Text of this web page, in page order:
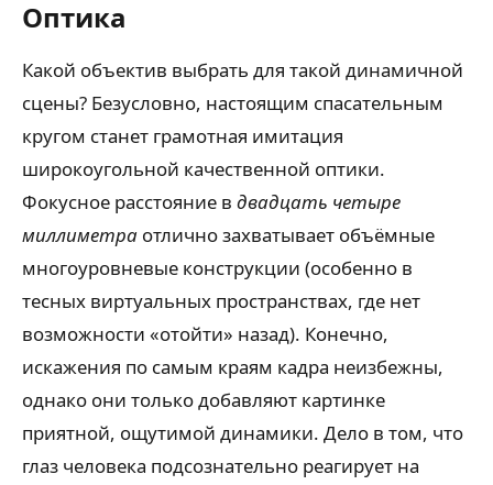
Оптика
Какой объектив выбрать для такой динамичной
сцены? Безусловно, настоящим спасательным
кругом станет грамотная имитация
широкоугольной качественной оптики.
Фокусное расстояние в двадцать четыре
миллиметра отлично захватывает объёмные
многоуровневые конструкции (особенно в
тесных виртуальных пространствах, где нет
возможности «отойти» назад). Конечно,
искажения по самым краям кадра неизбежны,
однако они только добавляют картинке
приятной, ощутимой динамики. Дело в том, что
глаз человека подсознательно реагирует на